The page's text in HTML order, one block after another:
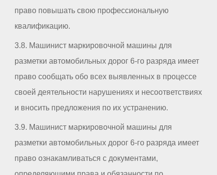
право повышать свою профессиональную
квалификацию.
3.8. Машинист маркировочной машины для
разметки автомобильных дорог 6-го разряда имеет
право сообщать обо всех выявленных в процессе
своей деятельности нарушениях и несоответствиях
и вносить предложения по их устранению.
3.9. Машинист маркировочной машины для
разметки автомобильных дорог 6-го разряда имеет
право ознакамливаться с документами,